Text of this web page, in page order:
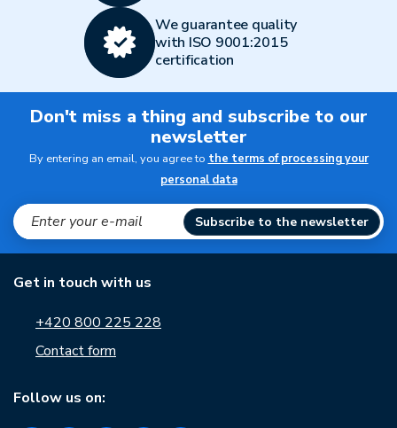
We guarantee quality
with ISO 9001:2015
certification
Don't miss a thing and subscribe to our
newsletter
By entering an email, you agree to the terms of processing your
personal data
Subscribe to the newsletter
Get in touch with us
+420 800 225 228
Contact form
Follow us on: